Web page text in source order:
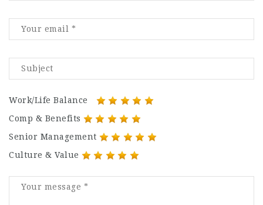
Work/Life Balance
Comp & Benefits
Senior Management
Culture & Value